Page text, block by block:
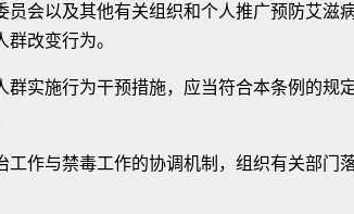
会以及其他有关组织和个人推广预防艾滋
改变行为。
实施行为干预措施，应当符合本条例的规
与禁毒工作的协调机制，组织有关部门